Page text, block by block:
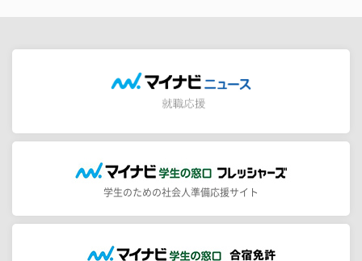
学生のための社会人準備応援サイト